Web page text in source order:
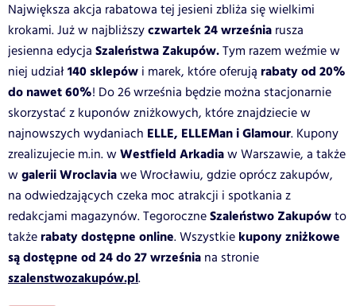
Największa akcja rabatowa tej jesieni zbliża się wielkimi
krokami. Już w najbliższyczwartek 24 września rusza
jesienna edycja Szaleństwa Zakupów.Tym razem weźmie w
niej udział140 sklepów i marek, które oferują rabaty od 20%
do nawet 60%! Do 26 września będzie można stacjonarnie
skorzystać z kuponów zniżkowych, które znajdziecie w
najnowszych wydaniach ELLE, ELLEMan i Glamour. Kupony
zrealizujecie m.in. w Westfield Arkadiaw Warszawie, a także
w galerii Wroclaviawe Wrocławiu, gdzie oprócz zakupów,
na odwiedzających czeka moc atrakcji i spotkania z
redakcjami magazynów. TegoroczneSzaleństwo Zakupówto
także rabaty dostępne online. Wszystkie kupony zniżkowe
są dostępne od 24 do 27 września na stronie
szalenstwozakupów.pl.